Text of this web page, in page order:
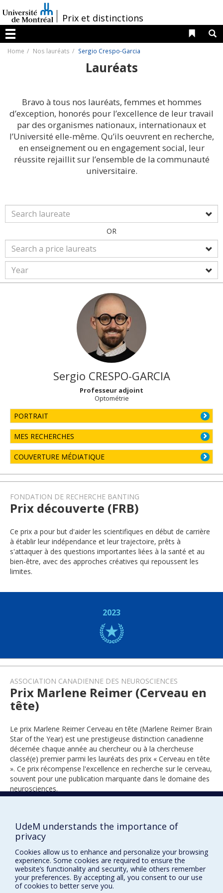
au
contenu
/Prix et distinctions
Menu
Liens
Home Nos lauréats Sergio Crespo-Garcia
Lauréats
Bravo à tous nos lauréats, femmes et hommes
d’exception, honorés pour l’excellence de leur travail
par des organismes nationaux, internationaux et
l’Université elle-même. Qu’ils oeuvrent en recherche,
en enseignement ou en engagement social, leur
réussite rejaillit sur l’ensemble de la communauté
universitaire.
OR
Sergio CRESPO-GARCIA
Professeur adjoint
Optométrie
PORTRAIT
MES RECHERCHES
COUVERTURE MÉDIATIQUE
FONDATION DE RECHERCHE BANTING
Prix découverte (FRB)
Ce prix a pour but d'aider les scientifiques en début de carrière
à établir leur indépendance et leur trajectoire, prêts à
s'attaquer à des questions importantes liées à la santé et au
bien-être, avec des approches créatives qui repoussent les
limites.
2023
ASSOCIATION CANADIENNE DES NEUROSCIENCES
Prix Marlene Reimer (Cerveau en
tête)
Le prix Marlene Reimer Cerveau en tête (Marlene Reimer Brain
Star of the Year) est une prestigieuse distinction canadienne
décernée chaque année au chercheur ou à la chercheuse
classé(e) premier parmi les lauréats des prix « Cerveau en tête
». Ce prix récompense l'excellence en recherche sur le cerveau,
souvent pour une publication marquante dans le domaine des
neurosciences.
2024
UdeM understands the importance of
privacy
Cookies allow us to enhance and personalize your browsing
experience. Some cookies are required to ensure the
website’s functionality and security, while others remember
your preferences. By accepting all, you consent to our use
of cookies to better serve you.